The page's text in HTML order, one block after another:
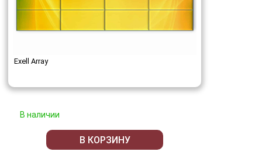
Exell Array
В наличии
В КОРЗИНУ